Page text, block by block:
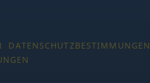
DATENSCHUTZBESTIMMUNGEN